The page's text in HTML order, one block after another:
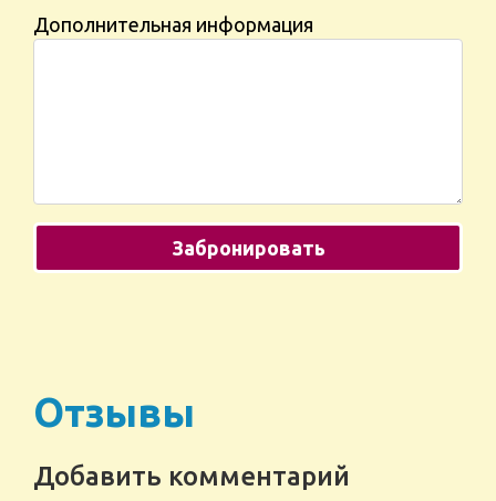
Дополнительная информация
Отзывы
Добавить комментарий